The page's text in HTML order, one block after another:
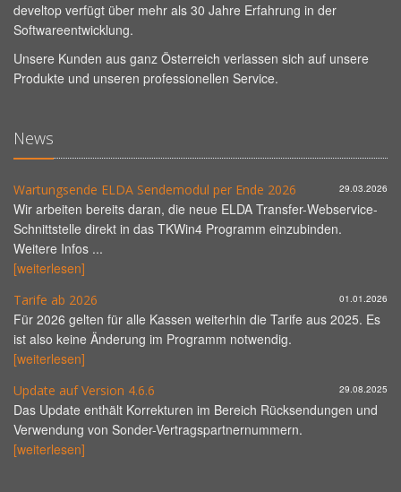
develtop verfügt über mehr als 30 Jahre Erfahrung in der
Softwareentwicklung.
Unsere Kunden aus ganz Österreich verlassen sich auf unsere
Produkte und unseren professionellen Service.
News
Wartungsende ELDA Sendemodul per Ende 2026 29.03.2026
Wir arbeiten bereits daran, die neue ELDA Transfer-Webservice-
Schnittstelle direkt in das TKWin4 Programm einzubinden.
Weitere Infos ...
[weiterlesen]
Tarife ab 2026 01.01.2026
Für 2026 gelten für alle Kassen weiterhin die Tarife aus 2025. Es
ist also keine Änderung im Programm notwendig.
[weiterlesen]
Update auf Version 4.6.6 29.08.2025
Das Update enthält Korrekturen im Bereich Rücksendungen und
Verwendung von Sonder-Vertragspartnernummern.
[weiterlesen]